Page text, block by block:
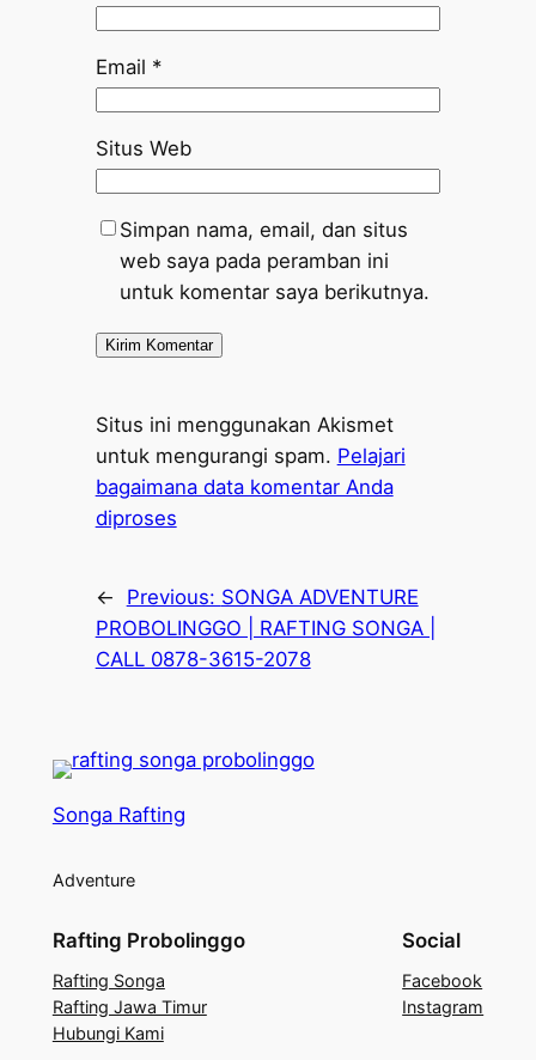
Email *
Situs Web
Simpan nama, email, dan situs
web saya pada peramban ini
untuk komentar saya berikutnya.
Situs ini menggunakan Akismet
untuk mengurangi spam. Pelajari
bagaimana data komentar Anda
diproses
← Previous: SONGA ADVENTURE
PROBOLINGGO | RAFTING SONGA |
CALL 0878-3615-2078
Songa Rafting
Adventure
Rafting Probolinggo
Rafting Songa
Rafting Jawa Timur
Hubungi Kami
Social
Facebook
Instagram